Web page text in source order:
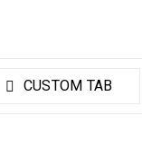
CUSTOM TAB